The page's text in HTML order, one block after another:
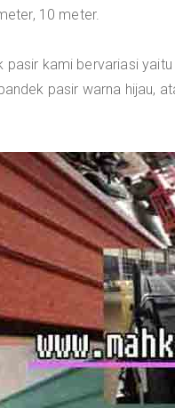
10 meter.
pasir kami bervariasi
pasir warna hijau,